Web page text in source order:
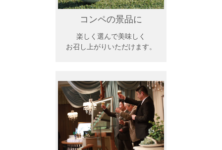
コンペの景品に
楽しく選んで美味しく
お召し上がりいただけます。